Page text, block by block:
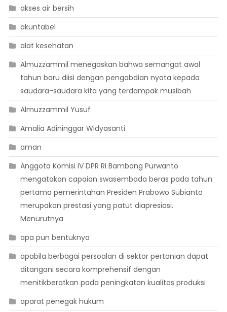
akses air bersih
akuntabel
alat kesehatan
Almuzzammil menegaskan bahwa semangat awal
tahun baru diisi dengan pengabdian nyata kepada
saudara-saudara kita yang terdampak musibah
Almuzzammil Yusuf
Amalia Adininggar Widyasanti
aman
Anggota Komisi IV DPR RI Bambang Purwanto
mengatakan capaian swasembada beras pada tahun
pertama pemerintahan Presiden Prabowo Subianto
merupakan prestasi yang patut diapresiasi.
Menurutnya
apa pun bentuknya
apabila berbagai persoalan di sektor pertanian dapat
ditangani secara komprehensif dengan
menitikberatkan pada peningkatan kualitas produksi
aparat penegak hukum